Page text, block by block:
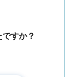
すか？